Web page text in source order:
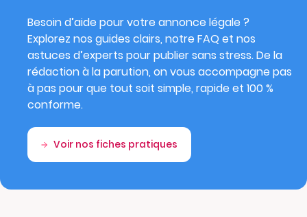
Besoin d’aide pour votre annonce légale ?
Explorez nos guides clairs, notre FAQ et nos
astuces d’experts pour publier sans stress. De la
rédaction à la parution, on vous accompagne pas
à pas pour que tout soit simple, rapide et 100 %
conforme.
Voir nos fiches pratiques